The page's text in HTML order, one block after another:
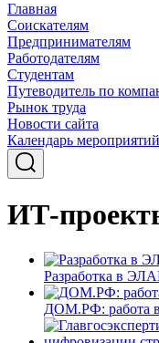
Главная
Соискателям
Предпринимателям
Работодателям
Студентам
Путеводитель по
Рынок труда
Новости сайта
Календарь мероприятий
ИТ-
Разработка в
ДОМ.РФ: работа